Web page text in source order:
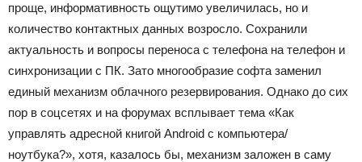
проще, информативность ощутимо увеличилась, но и
количество контактных данных возросло. Сохранили
актуальность и вопросы переноса с телефона на телефон и
синхронизации с ПК. Зато многообразие софта заменил
единый механизм облачного резервирования. Однако до сих
пор в соцсетях и на форумах всплывает тема «Как
управлять адресной книгой Android с компьютера/
ноутбука?», хотя, казалось бы, механизм заложен в саму